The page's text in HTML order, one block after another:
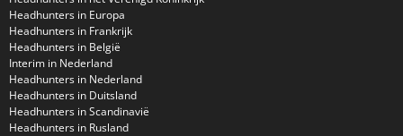
Headhunters in Europa
Headhunters in Frankrijk
Headhunters in België
Interim in Nederland
Headhunters in Nederland
Headhunters in Duitsland
Headhunters in Scandinavië
Headhunters in Rusland